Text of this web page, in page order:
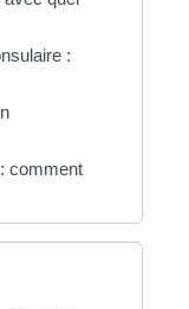
:
comment